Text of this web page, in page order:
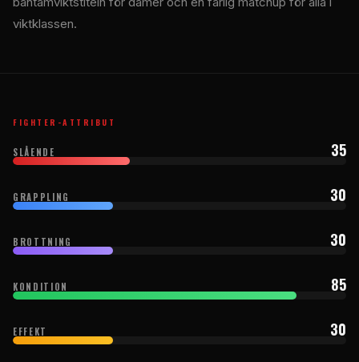
viktklassen.
FIGHTER-ATTRIBUT
SLÅENDE 35
GRAPPLING 30
BROTTNING 30
KONDITION 85
EFFEKT 30